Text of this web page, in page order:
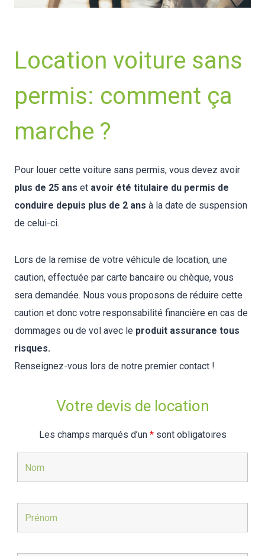
Location voiture sans
permis: comment ça
marche ?
Pour louer cette voiture sans permis, vous devez avoir
plus de 25 ans et avoir été titulaire du permis de
conduire depuis plus de 2 ans à la date de suspension
de celui-ci.
Lors de la remise de votre véhicule de location, une
caution, effectuée par carte bancaire ou chèque, vous
sera demandée. Nous vous proposons de réduire cette
caution et donc votre responsabilité financière en cas de
dommages ou de vol avec le produit assurance tous
risques.
Renseignez-vous lors de notre premier contact !
Votre devis de location
Les champs marqués d’un *sont obligatoires